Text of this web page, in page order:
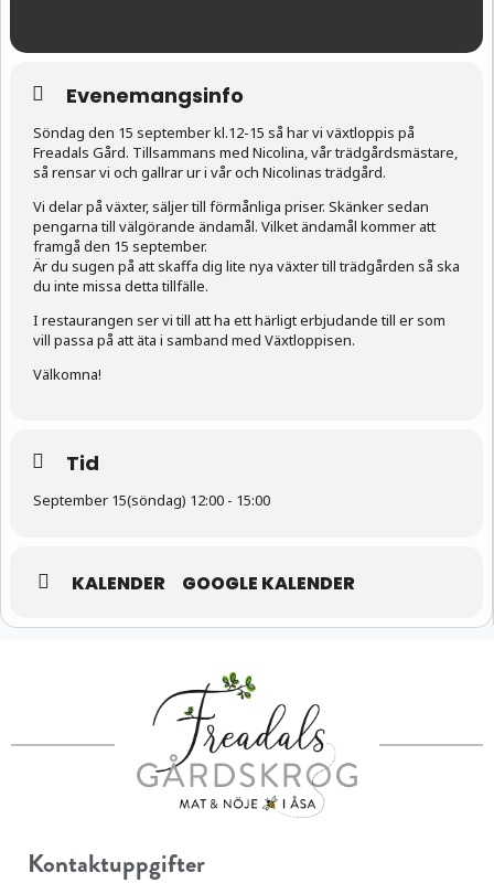
Evenemangsinfo
Söndag den 15 september kl.12-15 så har vi växtloppis på
Freadals Gård. Tillsammans med Nicolina, vår trädgårdsmästare,
så rensar vi och gallrar ur i vår och Nicolinas trädgård.
Vi delar på växter, säljer till förmånliga priser. Skänker sedan
pengarna till välgörande ändamål. Vilket ändamål kommer att
framgå den 15 september.
Är du sugen på att skaffa dig lite nya växter till trädgården så ska
du inte missa detta tillfälle.
I restaurangen ser vi till att ha ett härligt erbjudande till er som
vill passa på att äta i samband med Växtloppisen.
Välkomna!
Tid
September 15(söndag) 12:00 - 15:00
KALENDER GOOGLE KALENDER
Kontaktuppgifter